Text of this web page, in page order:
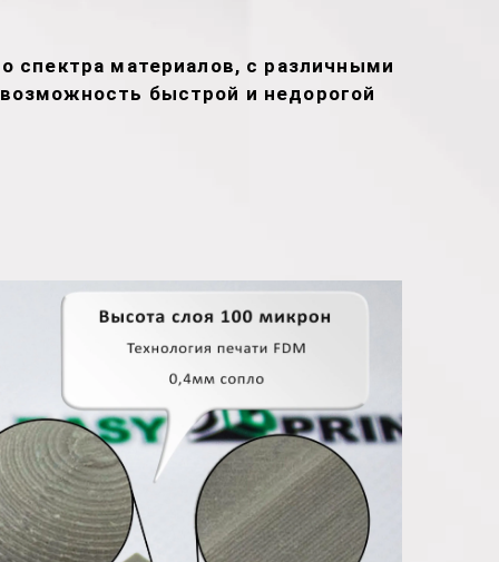
спектра материалов, с различными
быстрой и недорогой